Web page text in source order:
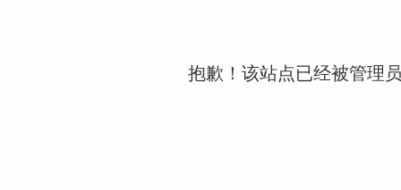
抱歉！该站点已经被管理